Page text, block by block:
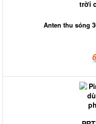
Anten thu sóng